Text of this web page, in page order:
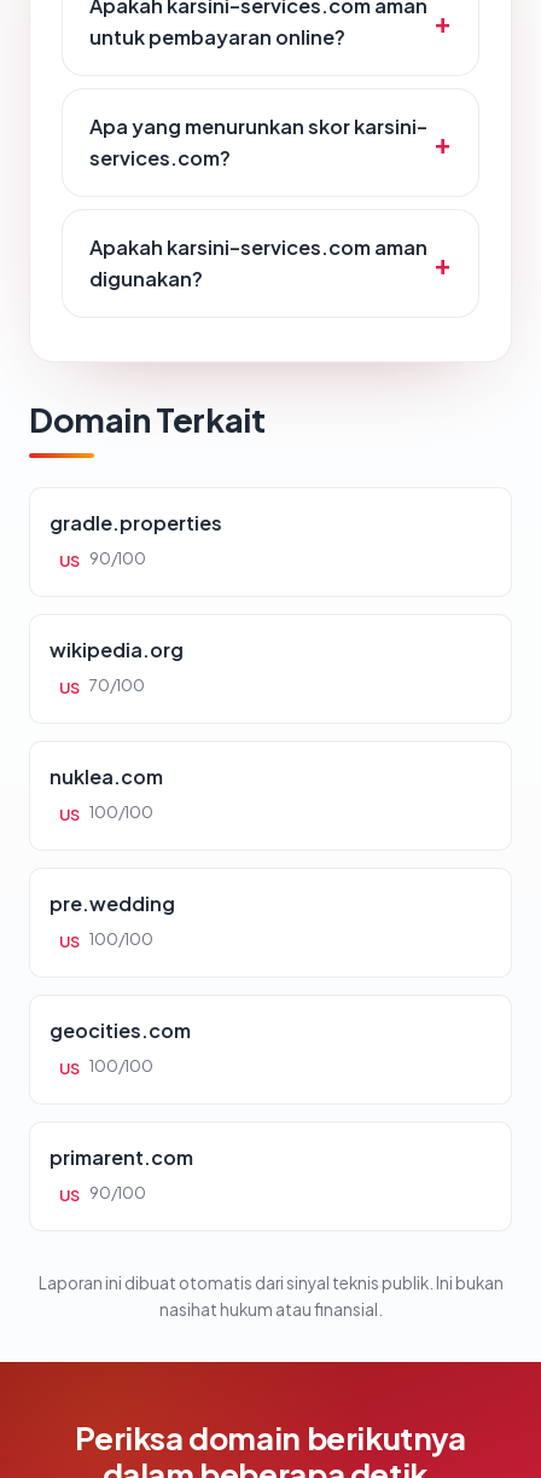
Apakah karsini-services.com aman
untuk pembayaran online?
Apa yang menurunkan skor karsini-
services.com?
Apakah karsini-services.com aman
digunakan?
Domain Terkait
gradle.properties
US 90/100
wikipedia.org
US 70/100
nuklea.com
US 100/100
pre.wedding
US 100/100
geocities.com
US 100/100
primarent.com
US 90/100
Laporan ini dibuat otomatis dari sinyal teknis publik. Ini bukan
nasihat hukum atau finansial.
Periksa domain berikutnya